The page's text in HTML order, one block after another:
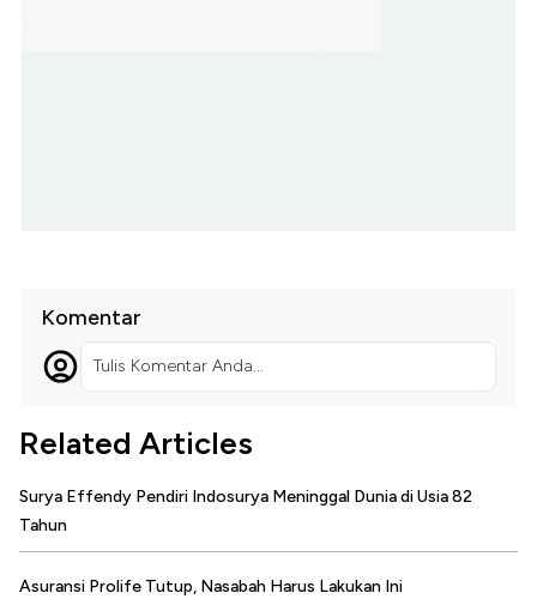
Komentar
Tulis Komentar Anda...
Related Articles
Surya Effendy Pendiri Indosurya Meninggal Dunia di Usia 82
Tahun
Asuransi Prolife Tutup, Nasabah Harus Lakukan Ini